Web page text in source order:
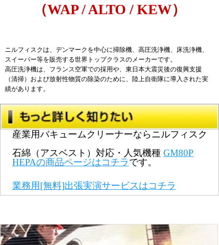
（WAP / ALTO / KEW）
ニルフィスクは、デンマークを中心に掃除機、高圧洗浄機、床洗浄機、
スイーパー等を販売する世界トップクラスのメーカーです。
高圧洗浄機は、フランス空軍での採用や、東日本大震災後の復興支援
（清掃）および放射性物質の除染のために、陸上自衛隊に導入された実
績があります。
産業用バキュームクリーナーならニルフィスク
石綿（アスベスト）対応・人気機種 GM80P
HEPAの商品ページはコチラです。
業務用[無料]出張実演サービスはコチラ